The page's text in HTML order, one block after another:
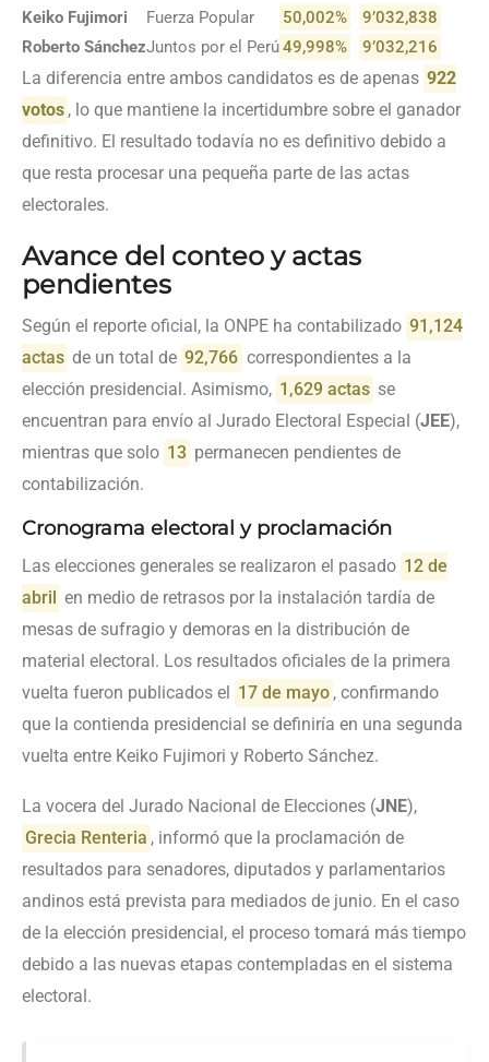
Keiko Fujimori
Fuerza Popular 50,002%
9’032,838
Roberto SánchezJuntos por el Perú49,998% 9’032,216
La diferencia entre ambos candidatos es de apenas 922
votos , lo que mantiene la incertidumbre sobre el ganador
definitivo. El resultado todavía no es definitivo debido a
que resta procesar una pequeña parte de las actas
electorales.
Avance del conteo y actas
pendientes
Según el reporte oficial, la ONPE ha contabilizado 91,124
actas de un total de 92,766 correspondientes a la
elección presidencial. Asimismo, 1,629 actas se
encuentran para envío al Jurado Electoral Especial (JEE),
mientras que solo 13 permanecen pendientes de
contabilización.
Cronograma electoral y proclamación
Las elecciones generales se realizaron el pasado 12 de
abril
en medio de retrasos por la instalación tardía de
mesas de sufragio y demoras en la distribución de
material electoral. Los resultados oficiales de la primera
vuelta fueron publicados el
17 de mayo , confirmando
que la contienda presidencial se definiría en una segunda
vuelta entre Keiko Fujimori y Roberto Sánchez.
La vocera del Jurado Nacional de Elecciones (JNE),
Grecia Renteria , informó que la proclamación de
resultados para senadores, diputados y parlamentarios
andinos está prevista para mediados de junio. En el caso
de la elección presidencial, el proceso tomará más tiempo
debido a las nuevas etapas contempladas en el sistema
electoral.